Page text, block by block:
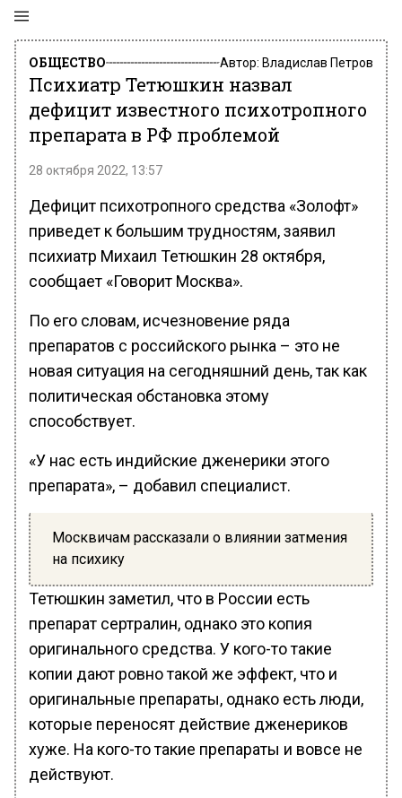
ОБЩЕСТВО Автор: Владислав Петров
Психиатр Тетюшкин назвал
дефицит известного психотропного
препарата в РФ проблемой
28 октября 2022, 13:57
Дефицит психотропного средства «Золофт»
приведет к большим трудностям, заявил
психиатр Михаил Тетюшкин 28 октября,
сообщает «Говорит Москва».
По его словам, исчезновение ряда
препаратов с российского рынка – это не
новая ситуация на сегодняшний день, так как
политическая обстановка этому
способствует.
«У нас есть индийские дженерики этого
препарата», – добавил специалист.
Москвичам рассказали о влиянии затмения
на психику
Тетюшкин заметил, что в России есть
препарат сертралин, однако это копия
оригинального средства. У кого-то такие
копии дают ровно такой же эффект, что и
оригинальные препараты, однако есть люди,
которые переносят действие дженериков
хуже. На кого-то такие препараты и вовсе не
действуют.